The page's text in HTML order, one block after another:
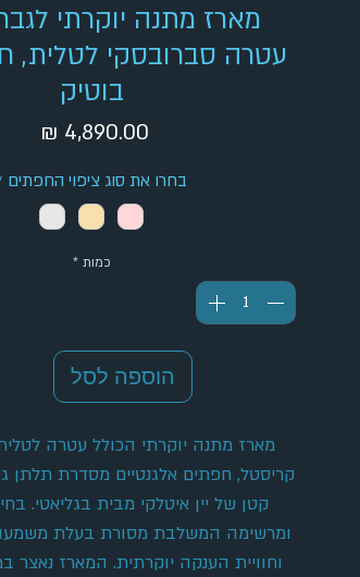
מארז מתנה יוקרתי
עטרה סברובסקי לטלית,
בוטיק
בחרו את סוג ציפוי החפתים
כמות *
הוספה לסל
מארז מתנה יוקרתי הכולל עטרה
קריסטל, חפתים אלגנטיים מסדרת תלתן
קטן של יין איטלקי מבית בגליאטי.
ומרשימה המשלבת מסורת בעלת
וחוויית הענקה יוקרתית. המארז נאצר